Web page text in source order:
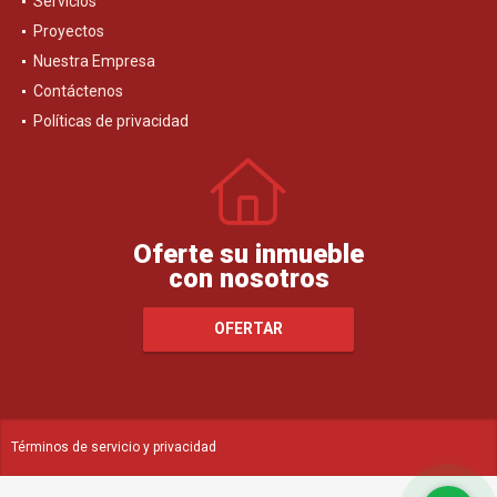
Proyectos
Nuestra Empresa
Contáctenos
Políticas de privacidad
Oferte su inmueble
con nosotros
OFERTAR
Términos de servicio y privacidad